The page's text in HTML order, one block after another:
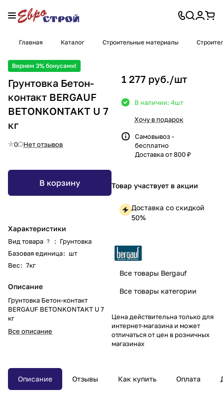
Главная Каталог Строительные материалы
Вернем 3% бонусами!
Грунтовка Бетон-
контакт BERGAUF
BETONKONTAKT U 7
кг
0 Нет отзывов
В корзину
Характеристики
Вид товара ? : Грунтовка
Базовая единица: шт
Вес: 7кг
Описание
Грунтовка Бетон-контакт
BERGAUF BETONKONTAKT U 7
кг
Все описание
1 277 руб./шт
В наличии: 4шт
Хочу в подарок
Самовывоз -
бесплатно
Доставка от 800 ₽
Товар участвует в акции
Доставка со скидкой
50%
Все товары Bergauf
Все товары категории
Цена действительна только для
интернет-магазина и может
отличаться от цен в розничных
магазинах
Описание Отзывы Как купить Оплата